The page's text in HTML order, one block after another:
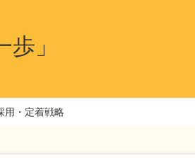
」
用・定着戦略